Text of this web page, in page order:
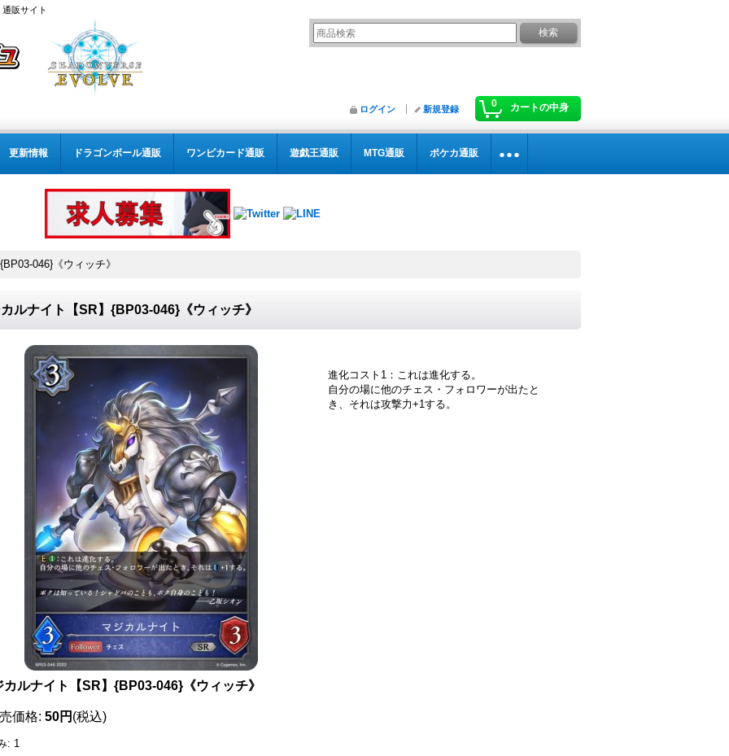
販サイト
0 カートの中身
ログイン 新規登録
更新情報 ドラゴンボール通販 ワンピカード通販 遊戯王通販 MTG通販 ポケカ通販
046}《ウィッチ》
ルナイト【SR】{BP03-046}《ウィッチ》
進化コスト1：これは進化する。
自分の場に他のチェス・フォロワーが出たと
き、それは攻撃力+1する。
カルナイト【SR】{BP03-046}《ウィッチ》
価格: 50円 (税込)
: 1